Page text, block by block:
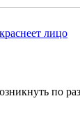
лицо
по